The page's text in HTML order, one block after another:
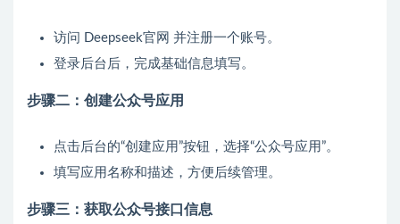
访问 Deepseek官网 并注册一个账号。
登录后台后，完成基础信息填写。
步骤二：创建公众号应用
点击后台的“创建应用”按钮，选择“公众号应用”。
填写应用名称和描述，方便后续管理。
步骤三：获取公众号接口信息